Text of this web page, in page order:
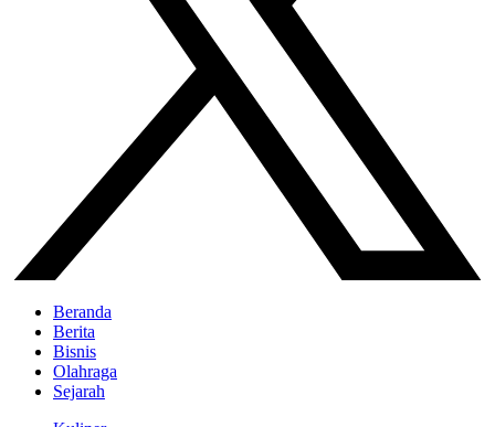
Beranda
Berita
Bisnis
Olahraga
Sejarah